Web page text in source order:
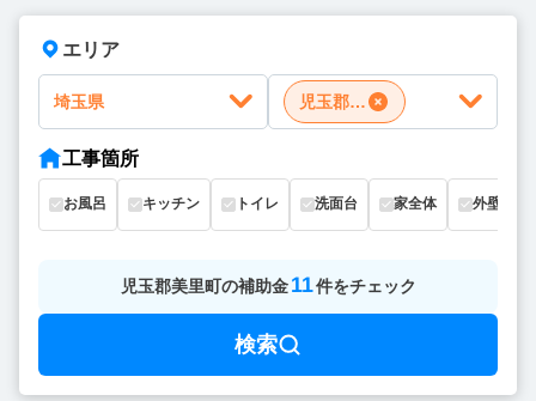
エリア
埼玉県 児玉郡美里町
工事箇所
お風呂 キッチン トイレ 洗面台 家全体 外壁
児玉郡美里町の補助金 11件をチェック
検索